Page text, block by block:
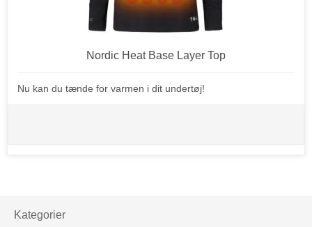
Nordic Heat Base Layer Top
Nu kan du tænde for varmen i dit undertøj!
Kategorier